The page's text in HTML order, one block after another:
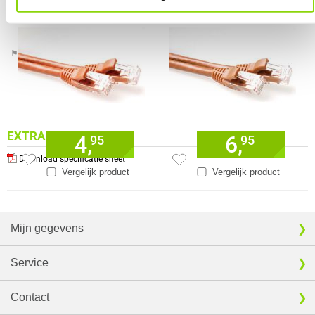
Verkrijgbaar sinds
Juni 2016
⚑ Fout melden
EXTRA INFORMATIE
Download specificatie sheet
Vergelijk product
4,95
Vergelijk product
6,95
Mijn gegevens
Service
Contact